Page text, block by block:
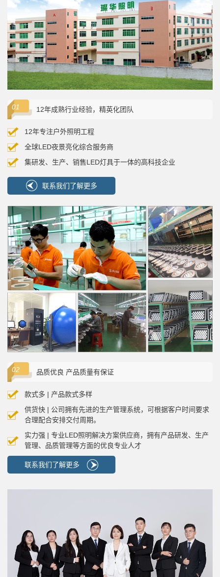
12年成熟行业经验，精英化团队
12年专注户外照明工程
全球LED夜景亮化综合服务商
集研发、生产、销售LED灯具于一体的高科技企业
联系我们了解更多
品质优良 产品质量有保证
款式多 | 产品款式多样
供货快 | 公司拥有先进的生产管理系统，可根据客户时间要求
合理配合安排交付周期。
实力强 | 专业LED照明解决方案供应商，拥有产品研发、生产
管理、品质管理等方面的优良专业人才
联系我们了解更多